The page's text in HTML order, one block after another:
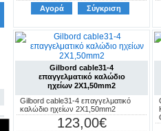
Αγορά Σύγκριση
Gilbord cable31-4
επαγγελματικό καλώδιο
ηχείων 2Χ1,50mm2
Gilbord cable31-4 επαγγελματικό
καλώδιο ηχείων 2Χ1,50mm2
123,00€